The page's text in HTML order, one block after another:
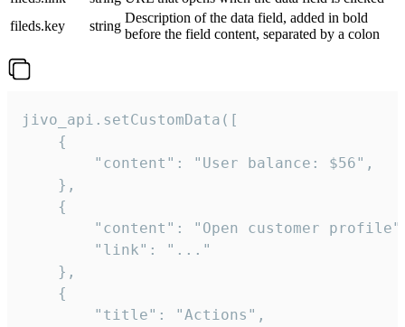
fileds.key
string
Description of the data field, added in bold
before the field content, separated by a colon
jivo_api.setCustomData([
    {
        "content": "User balance: $56",
    },
    {
"content": "Open customer
        "link": "..."
    },
    {
        "title": "Actions",